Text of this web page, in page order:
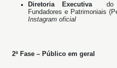
Diretoria Executiva
do
Fundadores e Patrimoniais
Instagram oficial
2ª Fase – Público em geral